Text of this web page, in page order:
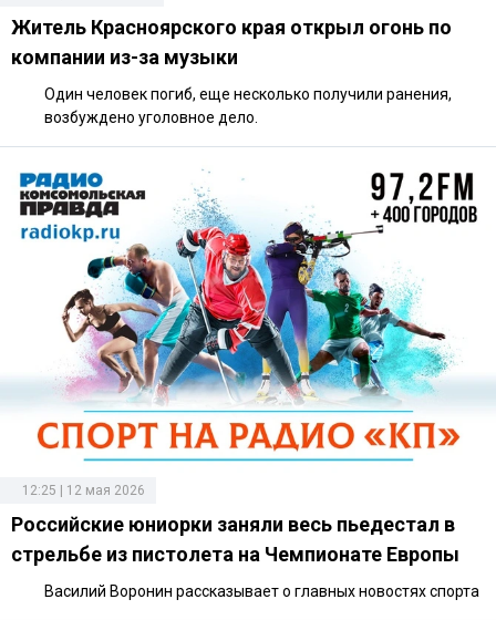
Житель Красноярского края открыл огонь по
компании из-за музыки
Один человек погиб, еще несколько получили ранения,
возбуждено уголовное дело.
12:25 | 12 мая 2026
Российские юниорки заняли весь пьедестал в
стрельбе из пистолета на Чемпионате Европы
Василий Воронин рассказывает о главных новостях спорта